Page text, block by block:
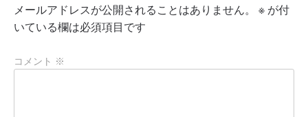
メールアドレスが公開されることはありません。 ※ が付
いている欄は必須項目です
コメント ※